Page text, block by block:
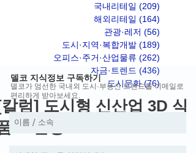
국내리테일 (209)
해외리테일 (164)
관광·레저 (56)
도시·지역·복합개발 (189)
오피스·주거·산업물류 (262)
자금·트렌드 (436)
도시문화 (76)게시물 76
럼] 도시형 신산업 3D 식
프린팅
델코 지식정보 구독하기
델코가 엄선한 국내외 도시·부동산 트렌드를 이메일로
편리하게 받아보세요.